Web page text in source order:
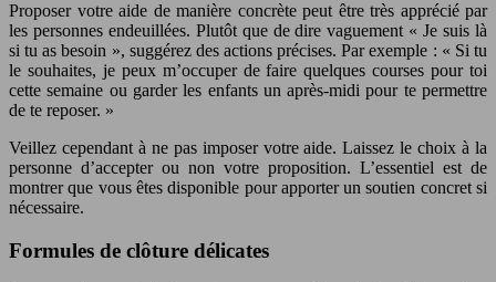
Proposer votre aide de manière concrète peut être très apprécié par
les personnes endeuillées. Plutôt que de dire vaguement « Je suis là
si tu as besoin », suggérez des actions précises. Par exemple : « Si tu
le souhaites, je peux m’occuper de faire quelques courses pour toi
cette semaine ou garder les enfants un après-midi pour te permettre
de te reposer. »
Veillez cependant à ne pas imposer votre aide. Laissez le choix à la
personne d’accepter ou non votre proposition. L’essentiel est de
montrer que vous êtes disponible pour apporter un soutien concret si
nécessaire.
Formules de clôture délicates